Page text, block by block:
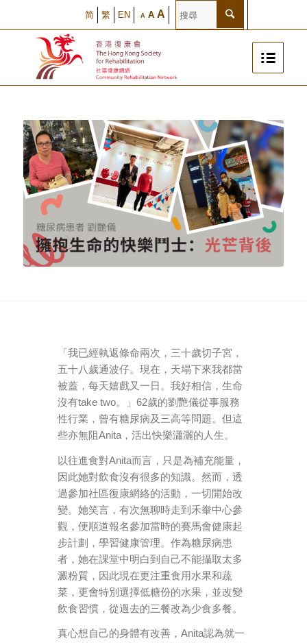
简 繁 EN A A A
「我已經執返條命兩次，三十歲切子宮，
五十八歲通波仔。現在，天塌下來我都當
被蓋，每天嬉戲又一日。我好相信，生命
沒有take two。」62歲的劉艷儀從事服務
性行業，曾有糖尿病及三高等問題。但這
些亦無阻Anita，活出快樂瀟灑的人生。
以往進食對Anita而言，只是為補充能量，
因此她對飲食沒有很多的知識。然而，透
過參加社區復康網絡的活動，一切開始改
變。她笑言，有次無聊時走到禾輋中心參
觀，便順道報名參加當時的賽馬會健康起
步計劃，學習健康管理。作為糖尿病患
者，她在課堂中明白到自己不能攝取太多
澱粉質，因此現在更注重食用水果和蔬
菜，更會特別選擇低糖份的水果，並改變
飲食習慣，從過去的三餐改為少食多餐。
真心想自己的身體有改善，Anita認為就一